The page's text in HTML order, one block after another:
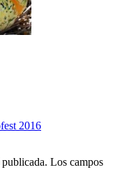
2016
Los campos